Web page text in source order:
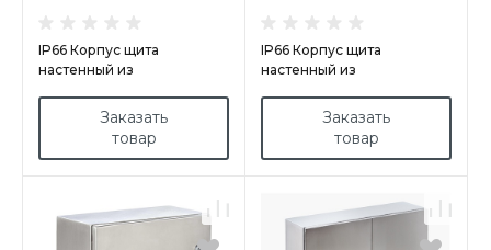
IP66 Корпус щита
настенный из
арт.INX806030Заказать
товар
IP66 Корпус щита
настенный из
арт.INX403020Заказать
товар